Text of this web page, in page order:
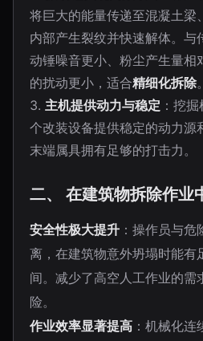
将巨大的能量传递至混凝土梁
内部产生裂纹并快速解体。与
动锤噪音更小、粉尘产生量相
的扰动更小，适合精细化拆除。
3. 主机提供动力与稳定 ：挖
个改装设备提供稳定的动力源
末端属具拥有足够的打击力。
二、 在建筑物拆除作业
安全性极大提升 ：操作员与
离，在建筑物意外坍塌时能有
间。减少了高空人工作业的需
险。
作业效率显著提高 ：机械化连